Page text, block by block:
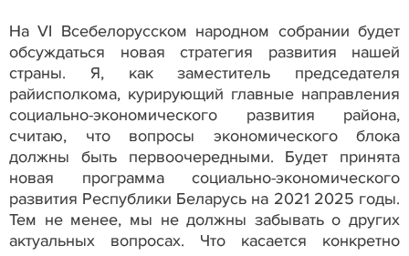
На VI Всебелорусском народном собрании будет
обсуждаться новая стратегия развития нашей
страны. Я, как заместитель председателя
райисполкома, курирующий главные направления
социально-экономического развития района,
считаю, что вопросы экономического блока
должны быть первоочередными. Будет принята
новая программа социально-экономического
развития Республики Беларусь на 2021 2025 годы.
Тем не менее, мы не должны забывать о других
актуальных вопросах. Что касается конкретно